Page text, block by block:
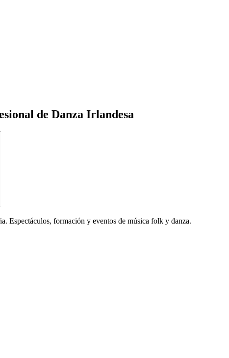
de Danza Irlandesa
Espectáculos, formación y eventos de música folk y danza.